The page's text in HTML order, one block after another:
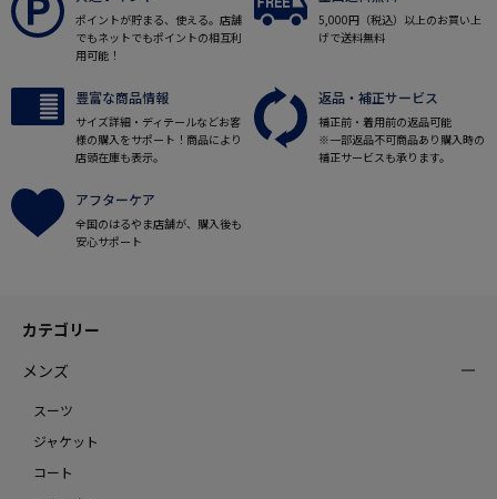
ポイントが貯まる、使える。店舗
でもネットでもポイントの相互利
用可能！
5,000円（税込）以上のお買い上
げで送料無料
豊富な商品情報
サイズ詳細・ディテールなどお客
様の購入をサポート！商品により
店頭在庫も表示。
返品・補正サービス
補正前・着用前の返品可能
※一部返品不可商品あり購入時の
補正サービスも承ります。
アフターケア
全国のはるやま店舗が、購入後も
安心サポート
カテゴリー
メンズ
スーツ
ジャケット
コート